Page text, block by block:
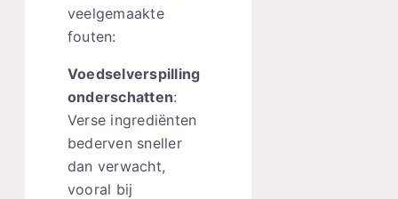
veelgemaakte
fouten:
Voedselverspilling
onderschatten:
Verse ingrediënten
bederven sneller
dan verwacht,
vooral bij